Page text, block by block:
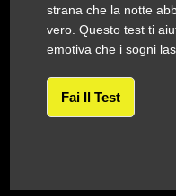
strana che la notte
vero. Questo test ti
emotiva che i sogni
Fai Il Test